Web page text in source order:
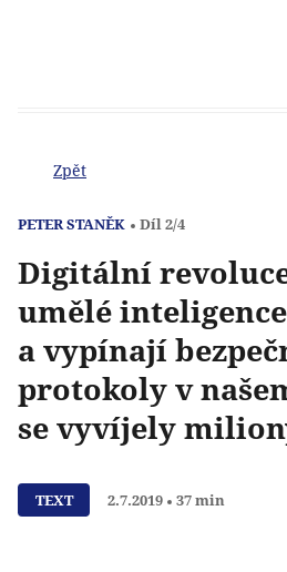
Zpět
PETER STANĚK Díl 2/4
Digitální
umělé
a vypínají
protokoly v
se vyvíjely
TEXT 2.7.2019 37 min